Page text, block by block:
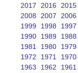
2017
2016 2015
2008
2007 2006
1999
1998 1997
1990
1989 1988
1981
1980 1979
1972
1971 1970
1963
1962 1961